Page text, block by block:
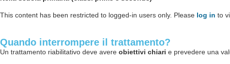
This content has been restricted to logged-in users only. Please log in to
Quando interrompere il trattamento?
Un trattamento riabilitativo deve avere obiettivi chiari e prevedere una